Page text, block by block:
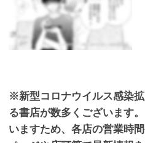
※新型コロナウイルス感染
る書店が数多くございます
いますため、各店の営業時